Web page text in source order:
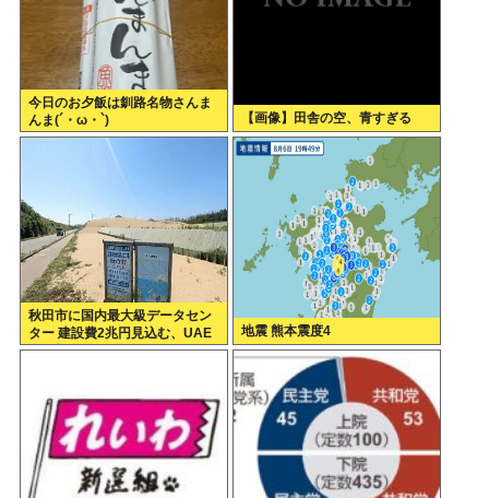
今日のお夕飯は釧路名物さんま
んま(´・ω・`)
【画像】田舎の空、青すぎる
秋田市に国内最大級データセン
ター 建設費2兆円見込む、UAE
など投資
地震 熊本震度4